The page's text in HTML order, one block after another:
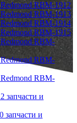
RBM-1912
RBM-1913
RBM-1914
RBM-1915
RBM-
RBM-
RBM-
запчасти и
запчасти и